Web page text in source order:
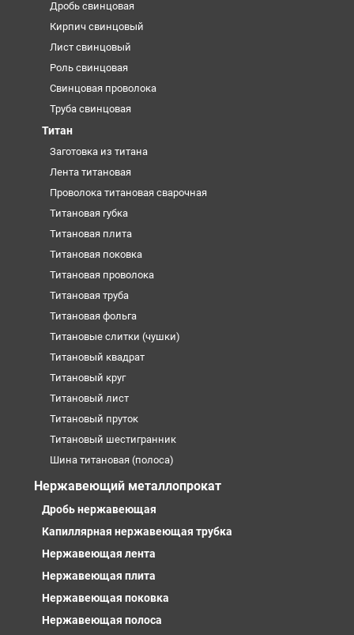
Дробь свинцовая
Кирпич свинцовый
Лист свинцовый
Роль свинцовая
Свинцовая проволока
Труба свинцовая
Титан
Заготовка из титана
Лента титановая
Проволока титановая сварочная
Титановая губка
Титановая плита
Титановая поковка
Титановая проволока
Титановая труба
Титановая фольга
Титановые слитки (чушки)
Титановый квадрат
Титановый круг
Титановый лист
Титановый пруток
Титановый шестигранник
Шина титановая (полоса)
Нержавеющий металлопрокат
Дробь нержавеющая
Капиллярная нержавеющая трубка
Нержавеющая лента
Нержавеющая плита
Нержавеющая поковка
Нержавеющая полоса